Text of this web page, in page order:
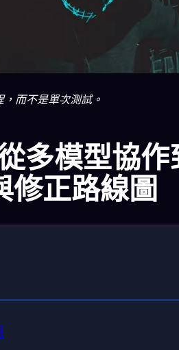
而不是單次測試。
多模型協
修正路線圖